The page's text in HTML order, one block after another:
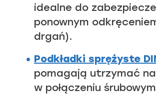
idealne do
ponownym
drgań).
Podkładki sprężyste
pomagają utrzymać
w połączeniu